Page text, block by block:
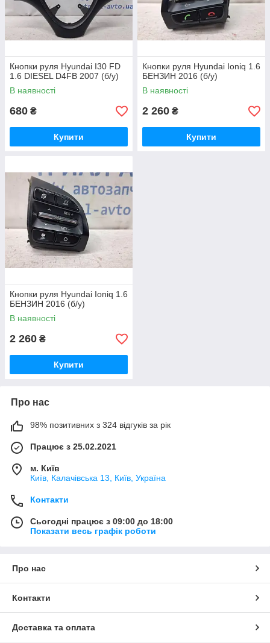
Кнопки руля Hyundai I30 FD
1.6 DIESEL D4FB 2007 (б/у)
В наявності
680 ₴
Купити
Кнопки руля Hyundai Ioniq 1.6
БЕНЗИН 2016 (б/у)
В наявності
2 260 ₴
Купити
Кнопки руля Hyundai Ioniq 1.6
БЕНЗИН 2016 (б/у)
В наявності
2 260 ₴
Купити
Про нас
98% позитивних з 324 відгуків за рік
Працює з 25.02.2021
м. Київ
Київ, Калачівська 13, Київ, Україна
Контакти
Сьогодні працює з 09:00 до 18:00
Показати весь графік роботи
Про нас
Контакти
Доставка та оплата